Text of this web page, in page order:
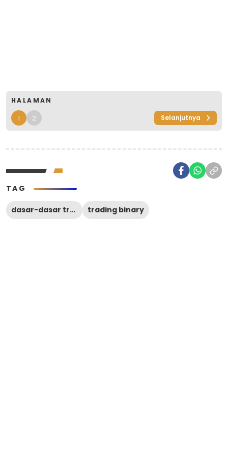
HALAMAN
1 2 Selanjutnya
TAG
dasar-dasar trading binary trading binary